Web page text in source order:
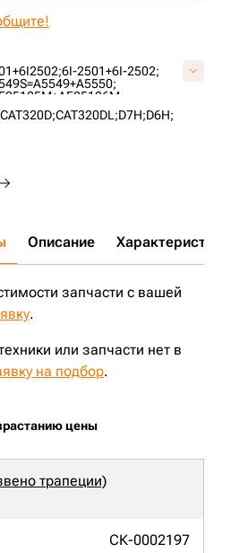
6I-2501+6I-2502;
PU2833;
ST40302-1AB;YAP8311AB;
CAT320D;CAT320DL;D7H;D6H;
Описание Характеристики
запчасти с вашей
.
или запчасти нет в
на подбор.
цены
трапеции)
СК-0002197